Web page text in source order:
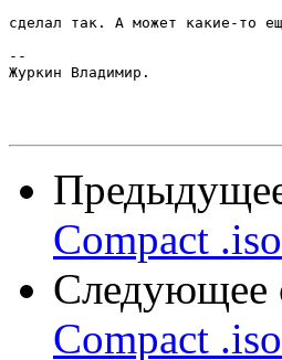
сделал так. А может какие-то
--
Журкин Владимир.
Compact .iso
Следующее
Compact .iso